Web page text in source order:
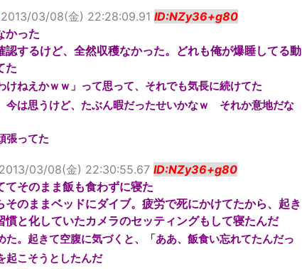
2013/03/08(金) 22:28:09.91 ID:NZy36+g80
かった
するけど、全然収穫なかった。どれも俺が爆睡してる動
た
けねえかｗｗ」って思って、それでも気長に続けてた
今は思うけど、たぶん暇だったせいかなｗ それか意地だな
張ってた
2013/03/08(金) 22:30:55.67 ID:NZy36+g80
そのまま飯も食わずに寝た
のままベッドにダイブ。疲労で死にかけてたから、起き
慣と化していたカメラのセッティングもして寝たんだ
た。起きて空腹に気づくと、「ああ、飯食い忘れてたんだっ
起こそうとしたんだ